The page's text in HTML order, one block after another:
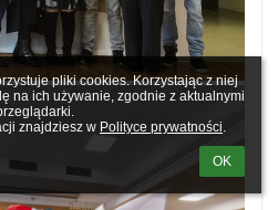
pliki cookies. Korzystając z niej
na ich używanie, zgodnie z aktualnymi
znajdziesz w Polityce prywatności.
OK